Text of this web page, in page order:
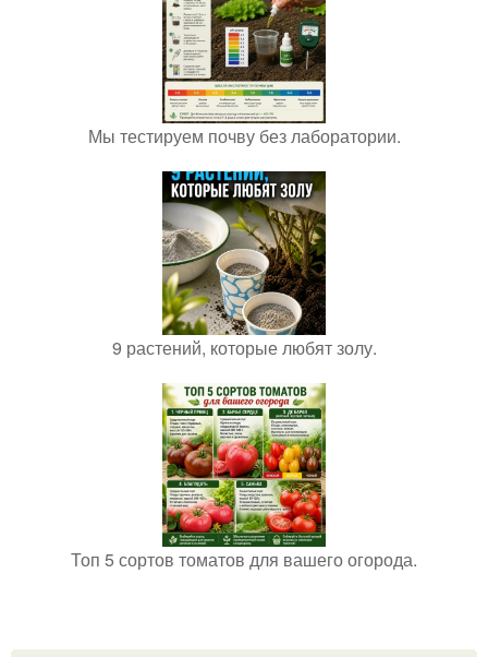
Мы тестируем почву без лаборатории.
9 растений, которые любят золу.
Топ 5 сортов томатов для вашего огорода.